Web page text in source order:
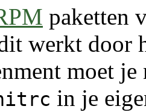
paketten
werkt door
moet je
in je